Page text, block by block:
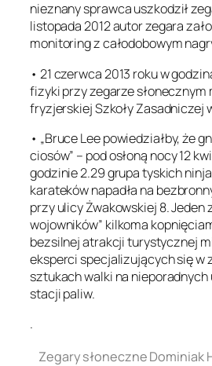
nieznany sprawca uszkodził
listopada 2012 autor zegara
monitoring z całodobowym
• 21 czerwca 2013 roku w
fizyki przy zegarze słonecznym
fryzjerskiej Szkoły Zasadniczej
• „Bruce Lee powiedziałby, że
ciosów” – pod osłoną nocy 12
godzinie 2.29 grupa tyskich
karateków napadła na
przy ulicy Żwakowskiej 8. Jeden
wojowników” kilkoma
bezsilnej atrakcji turystycznej
eksperci specjalizujących się w
sztukach walki na nieporadnych
stacji paliw.
.
Zegary słoneczne Dominiak